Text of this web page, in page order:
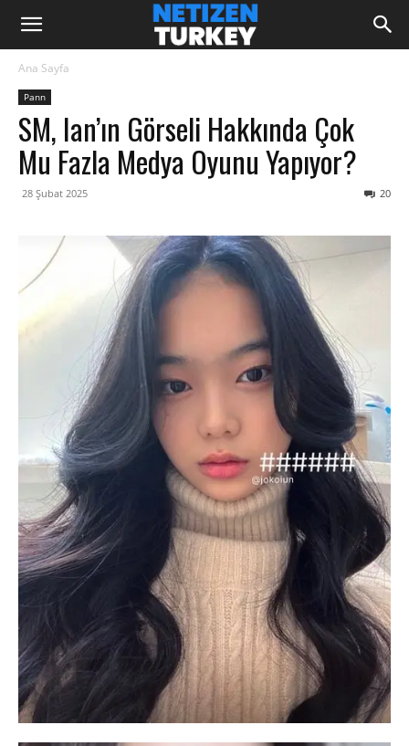
Ana Sayfa
Pann
SM, Ian’ın Görseli Hakkında Çok
Mu Fazla Medya Oyunu Yapıyor?
28 Şubat 2025 20